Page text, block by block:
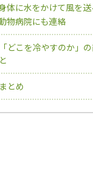
体に水をかけて風を送
物病院にも連絡
「どこを冷やすのか」
と
まとめ